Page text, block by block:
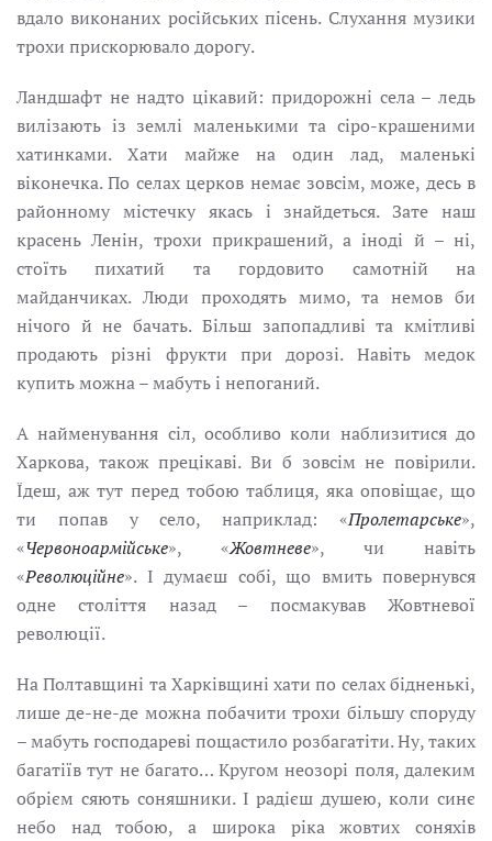
вдало виконаних російських пісень. Слухання музики
трохи прискорювало дорогу.
Ландшафт не надто цікавий: придорожні села – ледь
вилізають із землі маленькими та сіро-крашеними
хатинками. Хати майже на один лад, маленькі
віконечка. По селах церков немає зовсім, може, десь в
районному містечку якась і знайдеться. Зате наш
красень Ленін, трохи прикрашений, а іноді й – ні,
стоїть пихатий та гордовито самотній на
майданчиках. Люди проходять мимо, та немов би
нічого й не бачать. Більш запопадливі та кмітливі
продають різні фрукти при дорозі. Навіть медок
купить можна – мабуть і непоганий.
А найменування сіл, особливо коли наблизитися до
Харкова, також прецікаві. Ви б зовсім не повірили.
Їдеш, аж тут перед тобою таблиця, яка оповіщає, що
ти попав у село, наприклад: «Пролетарське»,
«Червоноармійське», «Жовтневе», чи навіть
«Революційне». І думаєш собі, що вмить повернувся
одне століття назад – посмакував Жовтневої
революції.
На Полтавщині та Харківщині хати по селах бідненькі,
лише де-не-де можна побачити трохи більшу споруду
– мабуть господареві пощастило розбагатіти. Ну, таких
багатіїв тут не багато… Кругом неозорі поля, далеким
обрієм сяють соняшники. І радієш душею, коли синє
небо над тобою, а широка ріка жовтих соняхів